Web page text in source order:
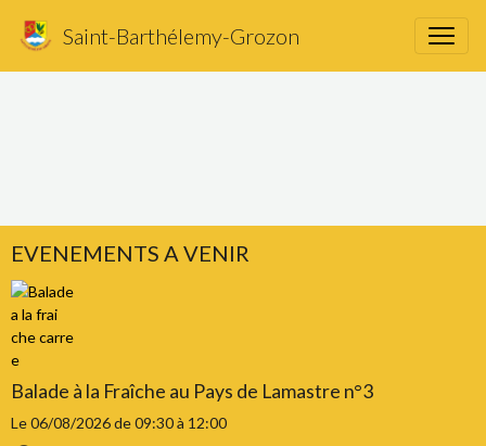
Saint-Barthélemy-Grozon
Activités touristiques
EVENEMENTS A VENIR
Balade à la Fraîche au Pays de Lamastre n°3
Le 06/08/2026de 09:30à 12:00